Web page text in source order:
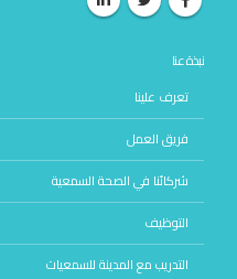
نبذة عنا
تعرف علينا
فريق العمل
شركائنا في الصحة السمعية
التوظيف
التدريب مع المدينة للسمعيات